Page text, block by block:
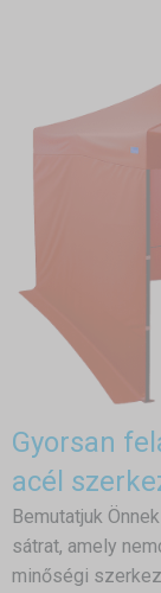
Gyorsan
acél
Bemutatjuk
sátrat, amely
minőségi